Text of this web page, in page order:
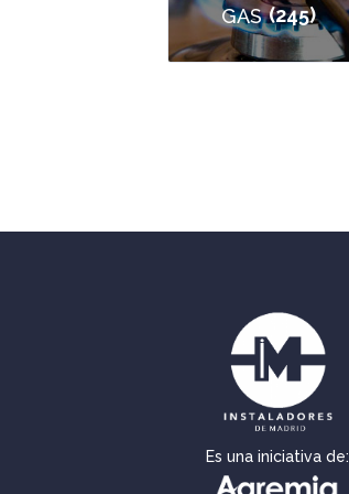
GAS (245)
Es una iniciativa de: